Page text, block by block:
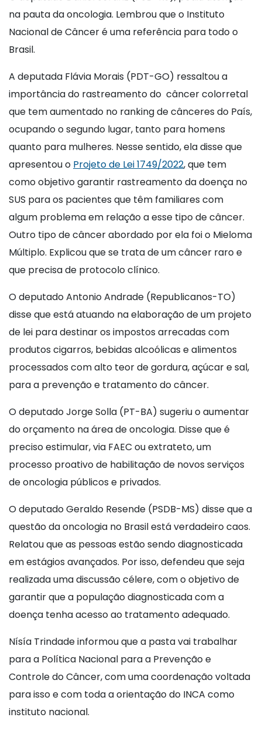
na pauta da oncologia. Lembrou que o Instituto
Nacional de Câncer é uma referência para todo o
Brasil.
A deputada Flávia Morais (PDT-GO) ressaltou a
importância do rastreamento do câncer colorretal
que tem aumentado no ranking de cânceres do País,
ocupando o segundo lugar, tanto para homens
quanto para mulheres. Nesse sentido, ela disse que
apresentou o Projeto de Lei 1749/2022, que tem
como objetivo garantir rastreamento da doença no
SUS para os pacientes que têm familiares com
algum problema em relação a esse tipo de câncer.
Outro tipo de câncer abordado por ela foi o Mieloma
Múltiplo. Explicou que se trata de um câncer raro e
que precisa de protocolo clínico.
O deputado Antonio Andrade (Republicanos-TO)
disse que está atuando na elaboração de um projeto
de lei para destinar os impostos arrecadas com
produtos cigarros, bebidas alcoólicas e alimentos
processados com alto teor de gordura, açúcar e sal,
para a prevenção e tratamento do câncer.
O deputado Jorge Solla (PT-BA) sugeriu o aumentar
do orçamento na área de oncologia. Disse que é
preciso estimular, via FAEC ou extrateto, um
processo proativo de habilitação de novos serviços
de oncologia públicos e privados.
O deputado Geraldo Resende (PSDB-MS) disse que a
questão da oncologia no Brasil está verdadeiro caos.
Relatou que as pessoas estão sendo diagnosticada
em estágios avançados. Por isso, defendeu que seja
realizada uma discussão célere, com o objetivo de
garantir que a população diagnosticada com a
doença tenha acesso ao tratamento adequado.
Nísía Trindade informou que a pasta vai trabalhar
para a Política Nacional para a Prevenção e
Controle do Câncer, com uma coordenação voltada
para isso e com toda a orientação do INCA como
instituto nacional.